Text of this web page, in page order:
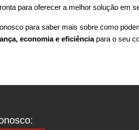
para oferecer a melhor solução em
para saber mais sobre como
economia e eficiênciapara o seu